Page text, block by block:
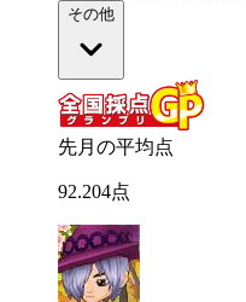
その他
先月の平均点
92.204点